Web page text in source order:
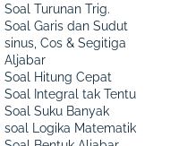
Soal Turunan Trig.
Soal Garis dan Sudut
sinus, Cos & Segitiga
Aljabar
Soal Hitung Cepat
Soal Integral tak Tentu
Soal Suku Banyak
soal Logika Matematik